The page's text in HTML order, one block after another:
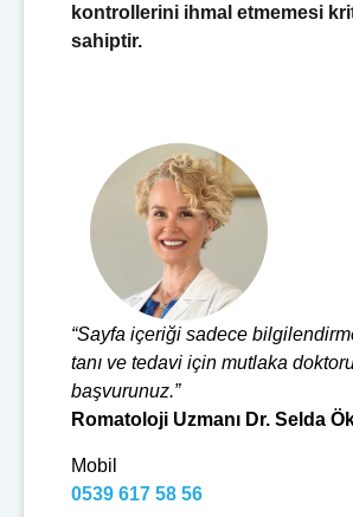
kontrollerini ihmal etmemesi
sahiptir.
“Sayfa içeriği sadece
tanı ve tedavi için mutlaka
başvurunuz.”
Romatoloji Uzmanı Dr. Selda
Mobil
0539 617 58 56